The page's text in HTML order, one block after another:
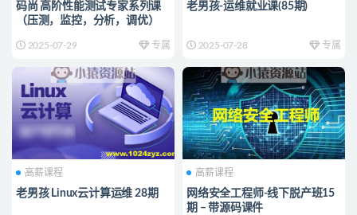
码尚 高阶性能测试专家系列课
（压测，监控，分析，调优）
2025-07-29 专属
老男孩-运维就业课(85期)
2025-07-28 专属
高薪课程
老男孩 Linux云计算运维 28期
高薪课程
网络安全工程师-线下脱产班15
期 – 带源码课件